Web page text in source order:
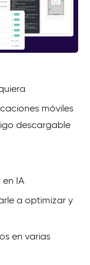
móviles
descargable
IA
a optimizar y
en varias